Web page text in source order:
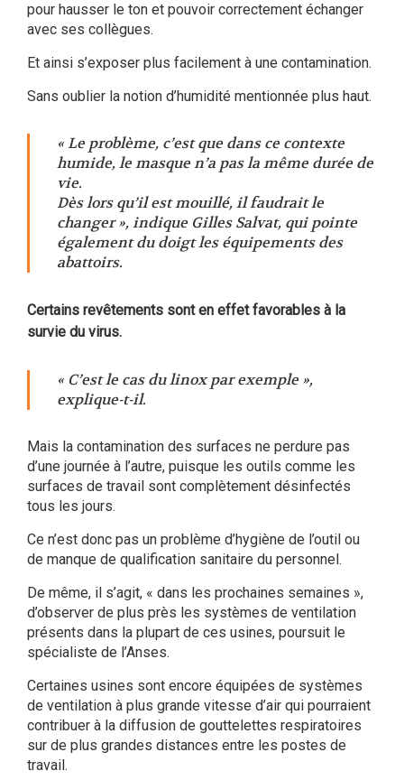
pour hausser le ton et pouvoir correctement échanger
avec ses collègues.
Et ainsi s’exposer plus facilement à une contamination.
Sans oublier la notion d’humidité mentionnée plus haut.
« Le problème, c’est que dans ce contexte
humide, le masque n’a pas la même durée de
vie.
Dès lors qu’il est mouillé, il faudrait le
changer », indique Gilles Salvat, qui pointe
également du doigt les équipements des
abattoirs.
Certains revêtements sont en effet favorables à la
survie du virus.
« C’est le cas du linox par exemple »,
explique-t-il.
Mais la contamination des surfaces ne perdure pas
d’une journée à l’autre, puisque les outils comme les
surfaces de travail sont complètement désinfectés
tous les jours.
Ce n’est donc pas un problème d’hygiène de l’outil ou
de manque de qualification sanitaire du personnel.
De même, il s’agit, « dans les prochaines semaines »,
d’observer de plus près les systèmes de ventilation
présents dans la plupart de ces usines, poursuit le
spécialiste de l’Anses.
Certaines usines sont encore équipées de systèmes
de ventilation à plus grande vitesse d’air qui pourraient
contribuer à la diffusion de gouttelettes respiratoires
sur de plus grandes distances entre les postes de
travail.